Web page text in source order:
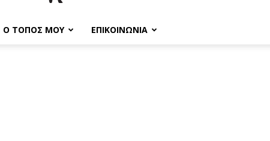
Ο ΤΌΠΟΣ ΜΟΥ ΕΠΙΚΟΙΝΩΝΊΑ